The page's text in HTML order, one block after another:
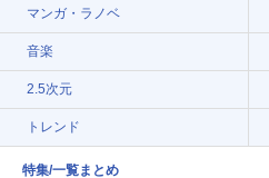
マンガ・ラノベ
音楽
2.5次元
トレンド
特集/一覧まとめ